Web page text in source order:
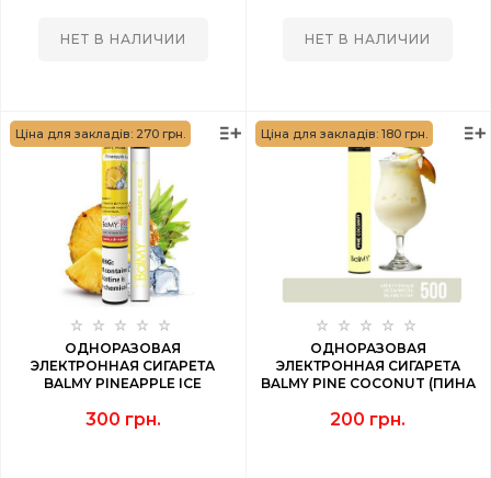
НЕТ В НАЛИЧИИ НЕТ В НАЛИЧИИ
Ціна для закладів: 270 грн.
ОДНОРАЗОВАЯ
ЭЛЕКТРОННАЯ СИГАРЕТА
BALMY PINEAPPLE ICE
300 грн.
Ціна для закладів: 180 грн.
ОДНОРАЗОВАЯ
ЭЛЕКТРОННАЯ СИГАРЕТА
BALMY PINE COCONUT (ПИНА
200 грн.